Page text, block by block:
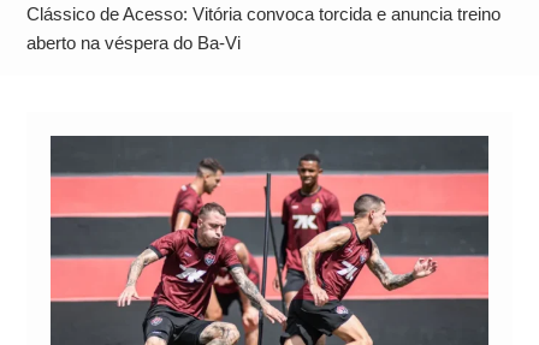
Neymar Chama Santos de “Esquisito” após
Vazamentos e Expõe Dívida de R$ 80 Milhões
Clássico de Acesso: Vitória convoca torcida e anuncia treino
aberto na véspera do Ba-Vi